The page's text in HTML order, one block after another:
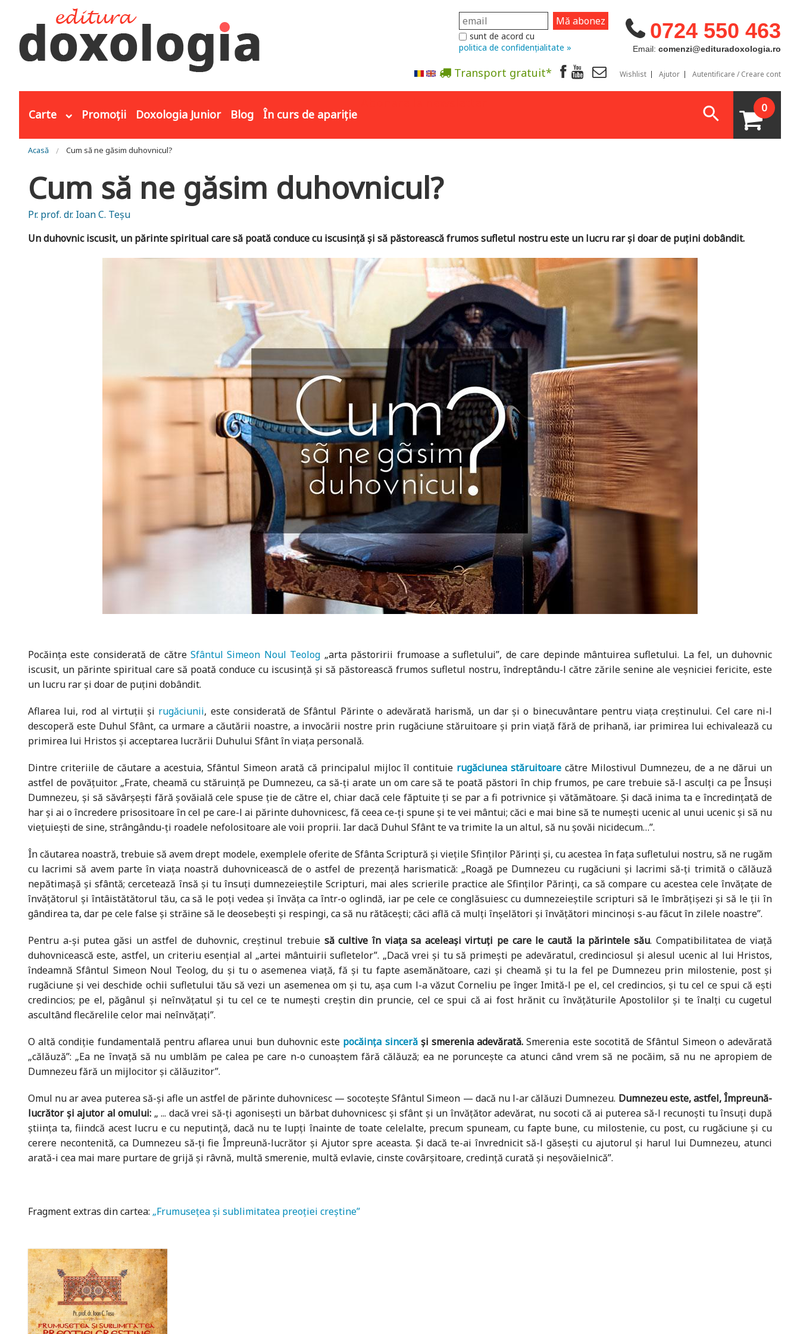
0724 550 463
Email: comenzi@edituradoxologia.ro
sunt de acord cu
politica de confidențialitate »
Transport gratuit* Wishlist Ajutor Autentificare / Creare cont
Carte Promoții Doxologia Junior Blog În curs de apariție 0
Eşti aici
Acasă Cum să ne găsim duhovnicul?
Cum să ne găsim duhovnicul?
Pr. prof. dr. Ioan C. Teşu
Un duhovnic iscusit, un părinte spiritual care să poată conduce cu iscusință și să păstorească frumos sufletul nostru este un lucru rar și doar de puțini dobândit.
Pocăința este considerată de cătreSfântul Simeon Noul Teolog „arta păstoririi frumoase a sufletului”, de care depinde mântuirea sufletului. La fel, un duhovnic
iscusit, un părinte spiritual care să poată conduce cu iscusință și să păstorească frumos sufletul nostru, îndreptându-l către zările senine ale veșniciei fericite, este
un lucru rar și doar de puțini dobândit.
Aflarea lui, rod al virtuții și rugăciunii, este considerată de Sfântul Părinte o adevărată harismă, un dar și o binecuvântare pentru viața creștinului. Cel care ni-l
descoperă este Duhul Sfânt, ca urmare a căutării noastre, a invocării nostre prin rugăciune stăruitoare și prin viață fără de prihană, iar primirea lui echivalează cu
primirea lui Hristos și acceptarea lucrării Duhului Sfânt în viața personală.
Dintre criteriile de căutare a acestuia, Sfântul Simeon arată că principalul mijloc îl contituie rugăciunea stăruitoare către Milostivul Dumnezeu, de a ne dărui un
astfel de povățuitor. „Frate, cheamă cu stăruință pe Dumnezeu, ca să-ți arate un om care să te poată păstori în chip frumos, pe care trebuie să-l asculți ca pe Însuși
Dumnezeu, și să săvârșești fără șovăială cele spuse ție de către el, chiar dacă cele făptuite ți se par a fi potrivnice și vătămătoare. Și dacă inima ta e încredințată de
har și ai o încredere prisositoare în cel pe care-l ai părinte duhovnicesc, fă ceea ce-ți spune și te vei mântui; căci e mai bine să te numești ucenic al unui ucenic și să nu
viețuiești de sine, strângându-ți roadele nefolositoare ale voii proprii. Iar dacă Duhul Sfânt te va trimite la un altul, să nu șovăi nicidecum…”.
În căutarea noastră, trebuie să avem drept modele, exemplele oferite de Sfânta Scriptură și viețile Sfinților Părinți și, cu acestea în fața sufletului nostru, să ne rugăm
cu lacrimi să avem parte în viața noastră duhovnicească de o astfel de prezență harismatică: „Roagă pe Dumnezeu cu rugăciuni și lacrimi să-ți trimită o călăuză
nepătimașă și sfântă; cercetează însă și tu însuți dumnezeieștile Scripturi, mai ales scrierile practice ale Sfinților Părinți, ca să compare cu acestea cele învățate de
învățătorul și întâistătătorul tău, ca să le poți vedea și învăța ca într-o oglindă, iar pe cele ce conglăsuiesc cu dumnezeieștile scripturi să le îmbrățișezi și să le ții în
gândirea ta, dar pe cele false și străine să le deosebești și respingi, ca să nu rătăcești; căci află că mulți înșelători și învățători mincinoși s-au făcut în zilele noastre”.
Pentru a-și putea găsi un astfel de duhovnic, creștinul trebuie să cultive în viața sa aceleași virtuți pe care le caută la părintele său. Compatibilitatea de viață
duhovnicească este, astfel, un criteriu esențial al „artei mântuirii sufletelor”. „Dacă vrei și tu să primești pe adevăratul, credinciosul și alesul ucenic al lui Hristos,
îndeamnă Sfântul Simeon Noul Teolog, du și tu o asemenea viață, fă și tu fapte asemănătoare, cazi și cheamă și tu la fel pe Dumnezeu prin milostenie, post și
rugăciune și vei deschide ochii sufletului tău să vezi un asemenea om și tu, așa cum l-a văzut Corneliu pe înger. Imită-l pe el, cel credincios, și tu cel ce spui că ești
credincios; pe el, păgânul și neînvățatul și tu cel ce te numești creștin din pruncie, cel ce spui că ai fost hrănit cu învățăturile Apostolilor și te înalți cu cugetul
ascultând flecărelile celor mai neînvățați”.
O altă condiție fundamentală pentru aflarea unui bun duhovnic este pocăința sincerăși smerenia adevărată. Smerenia este socotită de Sfântul Simeon o adevărată
„călăuză”: „Ea ne învață să nu umblăm pe calea pe care n-o cunoaștem fără călăuză; ea ne poruncește ca atunci când vrem să ne pocăim, să nu ne apropiem de
Dumnezeu fără un mijlocitor și călăuzitor”.
Omul nu ar avea puterea să-și afle un astfel de părinte duhovnicesc — socotește Sfântul Simeon — dacă nu l-ar călăuzi Dumnezeu. Dumnezeu este, astfel, Împreună-
lucrător și ajutor al omului: „ ... dacă vrei să-ți agonisești un bărbat duhovnicesc și sfânt și un învățător adevărat, nu socoti că ai puterea să-l recunoști tu însuți după
știința ta, fiindcă acest lucru e cu neputință, dacă nu te lupți înainte de toate celelalte, precum spuneam, cu fapte bune, cu milostenie, cu post, cu rugăciune și cu
cerere necontenită, ca Dumnezeu să-ți fie Împreună-lucrător și Ajutor spre aceasta. Și dacă te-ai învrednicit să-l găsești cu ajutorul și harul lui Dumnezeu, atunci
arată-i cea mai mare purtare de grijă și râvnă, multă smerenie, multă evlavie, cinste covârșitoare, credință curată și neșovăielnică”.
Fragment extras din cartea: „Frumusețea și sublimitatea preoției creștine”